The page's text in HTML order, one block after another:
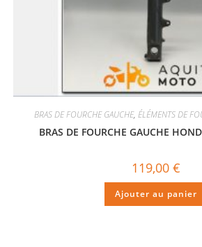
BRAS DE FOURCHE GAUCHE, ÉLÉMENTS DE
BRAS DE FOURCHE GAUCHE
119,00 €
Ajouter au panier